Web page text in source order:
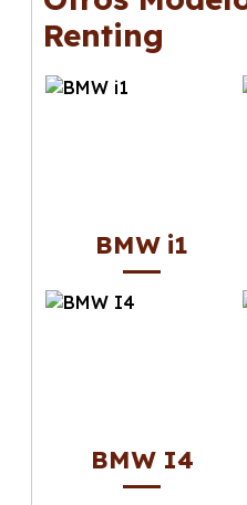
gusta cambiar de
Renting
BMW i1
BMW I4